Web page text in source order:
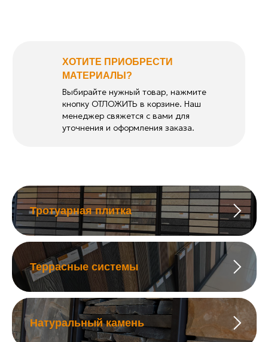
Выбирайте нужный товар, нажмите
кнопку ОТЛОЖИТЬ в корзине. Наш
менеджер свяжется с вами для
уточнения и оформления заказа.
ХОТИТЕ ПРИОБРЕСТИ
МАТЕРИАЛЫ?
Тротуарная плитка
Террасные системы
Натуральный камень